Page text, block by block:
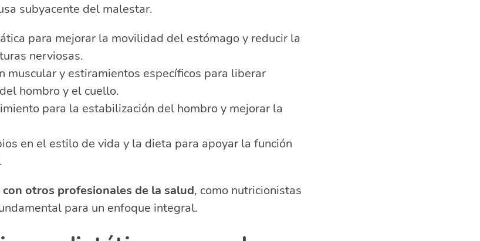
subyacente del malestar.
para mejorar la movilidad del estómago y reducir la
nerviosas.
muscular y estiramientos específicos para liberar
hombro y el cuello.
para la estabilización del hombro y mejorar la
en el estilo de vida y la dieta para apoyar la función
otros profesionales de la salud, como nutricionistas
para un enfoque integral.